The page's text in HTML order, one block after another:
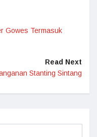
Gowes Termasuk
Read Next
Stanting Sintang